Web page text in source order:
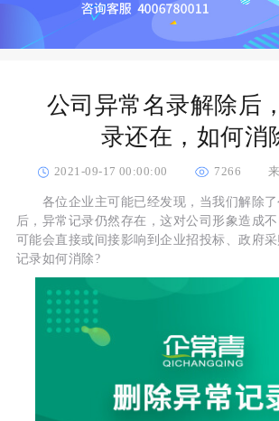
公司异常名录解除后
录还在，如何消
2021-09-17 00:00:00 7266
各位企业主可能已经发现，当我们解除了
后，异常记录仍然存在，这对公司形象造成不
可能会直接或间接影响到企业招投标、政府
记录如何消除?